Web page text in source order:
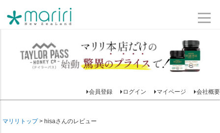
会員登録 ログイン マイページ 会社概要
マリリトップ hisaさんのレビュー